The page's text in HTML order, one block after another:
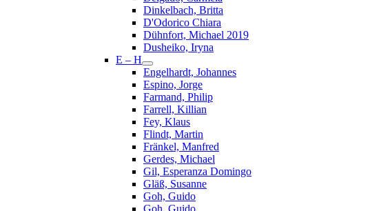
Dinkelbach, Britta
D'Odorico Chiara
Dühnfort, Michael 2019
Dusheiko, Iryna
E – H
Engelhardt, Johannes
Espino, Jorge
Farmand, Philip
Farrell, Killian
Fey, Klaus
Flindt, Martin
Fränkel, Manfred
Gerdes, Michael
Gil, Esperanza Domingo
Gläß, Susanne
Goh, Guido
Goh, Guido